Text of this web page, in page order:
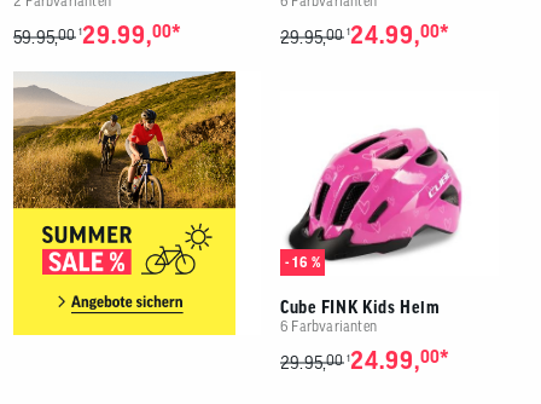
59.95,00 129.99,00* 29.95,00 124.99,00*
- 16 %
Cube FINK Kids Helm
6 Farbvarianten
29.95,00 124.99,00*